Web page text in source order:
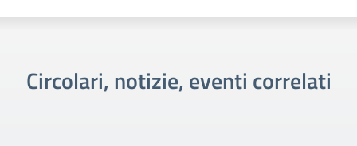
Circolari, notizie, eventi correlati